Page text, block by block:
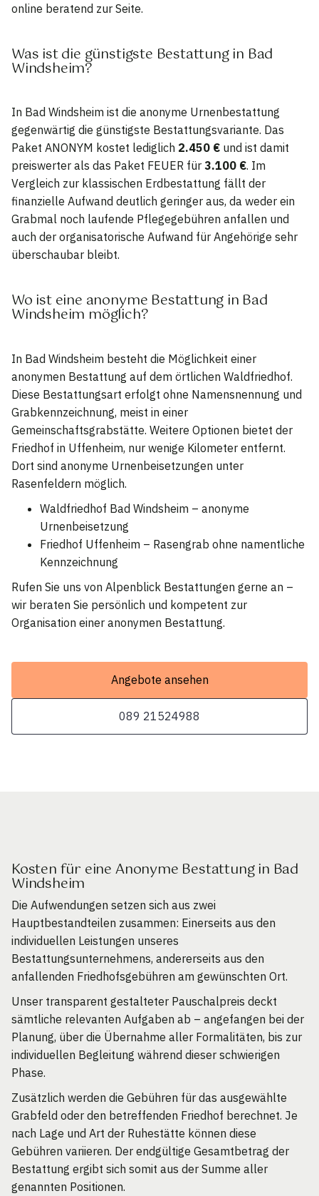
online beratend zur Seite.
Was ist die günstigste Bestattung in Bad
Windsheim?
In Bad Windsheim ist die anonyme Urnenbestattung
gegenwärtig die günstigste Bestattungsvariante. Das
Paket ANONYM kostet lediglich 2.450 € und ist damit
preiswerter als das Paket FEUER für 3.100 €. Im
Vergleich zur klassischen Erdbestattung fällt der
finanzielle Aufwand deutlich geringer aus, da weder ein
Grabmal noch laufende Pflegegebühren anfallen und
auch der organisatorische Aufwand für Angehörige sehr
überschaubar bleibt.
Wo ist eine anonyme Bestattung in Bad
Windsheim möglich?
In Bad Windsheim besteht die Möglichkeit einer
anonymen Bestattung auf dem örtlichen Waldfriedhof.
Diese Bestattungsart erfolgt ohne Namensnennung und
Grabkennzeichnung, meist in einer
Gemeinschaftsgrabstätte. Weitere Optionen bietet der
Friedhof in Uffenheim, nur wenige Kilometer entfernt.
Dort sind anonyme Urnenbeisetzungen unter
Rasenfeldern möglich.
Waldfriedhof Bad Windsheim – anonyme
Urnenbeisetzung
Friedhof Uffenheim – Rasengrab ohne namentliche
Kennzeichnung
Rufen Sie uns von Alpenblick Bestattungen gerne an –
wir beraten Sie persönlich und kompetent zur
Organisation einer anonymen Bestattung.
Angebote ansehen
089 21524988
Kosten für eine Anonyme Bestattung in Bad
Windsheim
Die Aufwendungen setzen sich aus zwei
Hauptbestandteilen zusammen: Einerseits aus den
individuellen Leistungen unseres
Bestattungsunternehmens, andererseits aus den
anfallenden Friedhofsgebühren am gewünschten Ort.
Unser transparent gestalteter Pauschalpreis deckt
sämtliche relevanten Aufgaben ab – angefangen bei der
Planung, über die Übernahme aller Formalitäten, bis zur
individuellen Begleitung während dieser schwierigen
Phase.
Zusätzlich werden die Gebühren für das ausgewählte
Grabfeld oder den betreffenden Friedhof berechnet. Je
nach Lage und Art der Ruhestätte können diese
Gebühren variieren. Der endgültige Gesamtbetrag der
Bestattung ergibt sich somit aus der Summe aller
genannten Positionen.